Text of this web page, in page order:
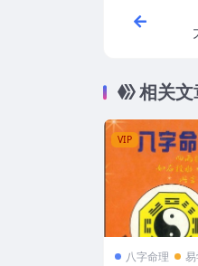
相关文
VIP
八字命理